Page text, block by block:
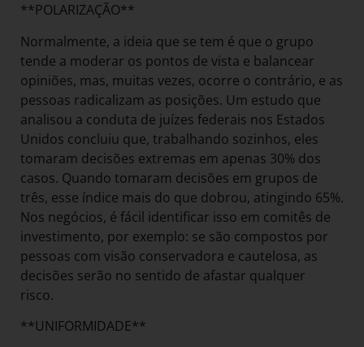
**POLARIZAÇÃO**
Normalmente, a ideia que se tem é que o grupo
tende a moderar os pontos de vista e balancear
opiniões, mas, muitas vezes, ocorre o contrário, e as
pessoas radicalizam as posições. Um estudo que
analisou a conduta de juízes federais nos Estados
Unidos concluiu que, trabalhando sozinhos, eles
tomaram decisões extremas em apenas 30% dos
casos. Quando tomaram decisões em grupos de
três, esse índice mais do que dobrou, atingindo 65%.
Nos negócios, é fácil identificar isso em comitês de
investimento, por exemplo: se são compostos por
pessoas com visão conservadora e cautelosa, as
decisões serão no sentido de afastar qualquer
risco.
**UNIFORMIDADE**